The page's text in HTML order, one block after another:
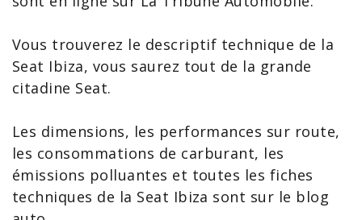
Vous trouverez le descriptif technique de la
Seat Ibiza, vous saurez tout de la grande
citadine Seat.
Les dimensions, les performances sur route,
les consommations de carburant, les
émissions polluantes et toutes les fiches
techniques de la Seat Ibiza sont sur le blog